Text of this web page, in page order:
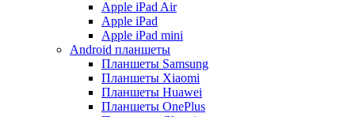
Apple iPad Air
Apple iPad
Apple iPad mini
Android планшеты
Планшеты Samsung
Планшеты Xiaomi
Планшеты Huawei
Планшеты OnePlus